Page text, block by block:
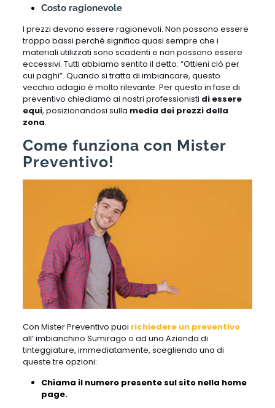
Costo ragionevole
I prezzi devono essere ragionevoli. Non possono essere
troppo bassi perché significa quasi sempre che i
materiali utilizzati sono scadenti e non possono essere
eccessivi. Tutti abbiamo sentito il detto: “Ottieni ciò per
cui paghi”. Quando si tratta di imbiancare, questo
vecchio adagio è molto rilevante. Per questo in fase di
preventivo chiediamo ai nostri professionisti di essere
equi, posizionandosi sulla media dei prezzi della
zona.
Come funziona con Mister
Preventivo!
Con Mister Preventivo puoi richiedere un preventivo
all’ imbianchino Sumirago o ad una Azienda di
tinteggiature, immediatamente, scegliendo una di
queste tre opzioni:
Chiama il numero presente sul sito nella home
page.